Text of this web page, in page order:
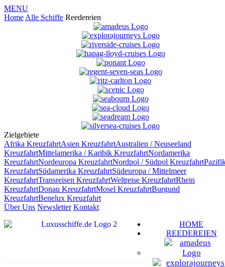
MENU
Home Alle Schiffe Reedereien
Zielgebiete
Afrika KreuzfahrtAsien KreuzfahrtAustralien / Neuseeland
KreuzfahrtMittelamerika / Karibik KreuzfahrtNordamerika
KreuzfahrtNordeuropa KreuzfahrtNordpol / Südpol Kreuzfahrt
KreuzfahrtSüdamerika KreuzfahrtSüdeuropa / Mittelmeer
KreuzfahrtTransreisen KreuzfahrtWeltreise KreuzfahrtRhein
KreuzfahrtDonau KreuzfahrtMosel KreuzfahrtBurgund
KreuzfahrtBenelux Kreuzfahrt
Über Uns Newsletter Kontakt
HOME
REEDEREIEN